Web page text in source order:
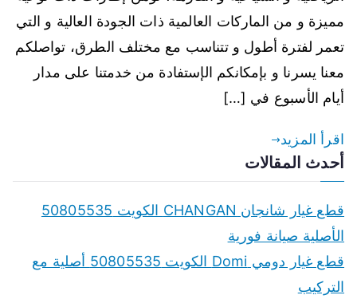
مميزة و من الماركات العالمية ذات الجودة العالية و التي
تعمر لفترة أطول و تتناسب مع مختلف الطرق، تواصلكم
معنا يسرنا و بإمكانكم الإستفادة من خدمتنا على مدار
أيام الأسبوع في […]
اقرأ المزيد
أحدث المقالات
قطع غيار شانجان CHANGAN الكويت 50805535
الأصلية صيانة فورية
قطع غيار دومي Domi الكويت 50805535 أصلية مع
التركيب